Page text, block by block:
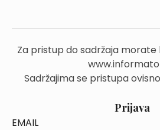
Za pristup do sadržaja
Sadržajima se pristupa
Prijava
EMAIL